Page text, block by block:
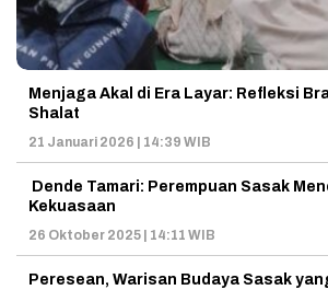
Menjaga Akal di Era Layar: Refleksi
Shalat
21 Januari 2026 | 14:39 WIB
Dende Tamari: Perempuan Sasak
Kekuasaan
26 Oktober 2025 | 14:11 WIB
Peresean, Warisan Budaya Sasak